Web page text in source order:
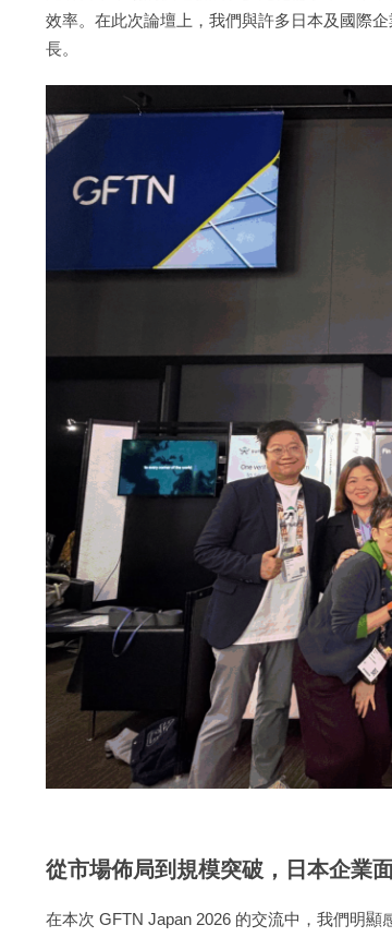
效率。在此次論壇上，我們與許多日本及國際
長。
從市場佈局到規模突破，日本企業
在本次 GFTN Japan 2026 的交流中，我們明